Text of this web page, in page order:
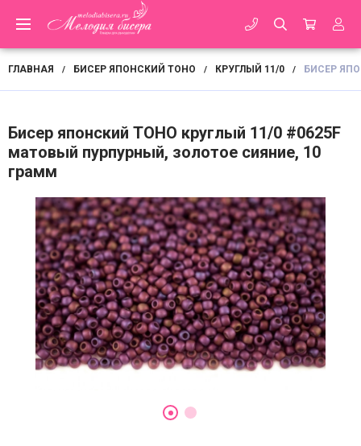
ГЛАВНАЯ / БИСЕР ЯПОНСКИЙ TOHO / КРУГЛЫЙ 11/0 / БИСЕР
Бисер японский TOHO круглый 11/0 #0625F
матовый пурпурный, золотое сияние, 10
грамм